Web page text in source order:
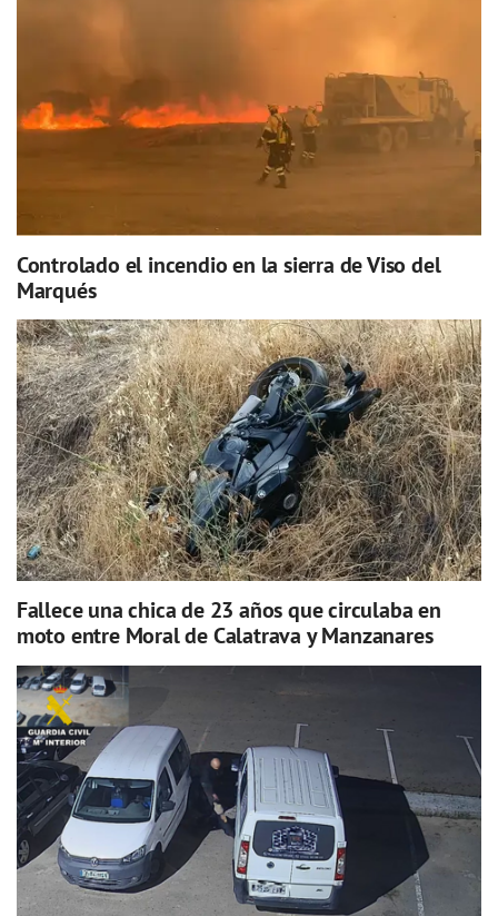
Controlado el incendio en la sierra de Viso del
Marqués
Fallece una chica de 23 años que circulaba en
moto entre Moral de Calatrava y Manzanares